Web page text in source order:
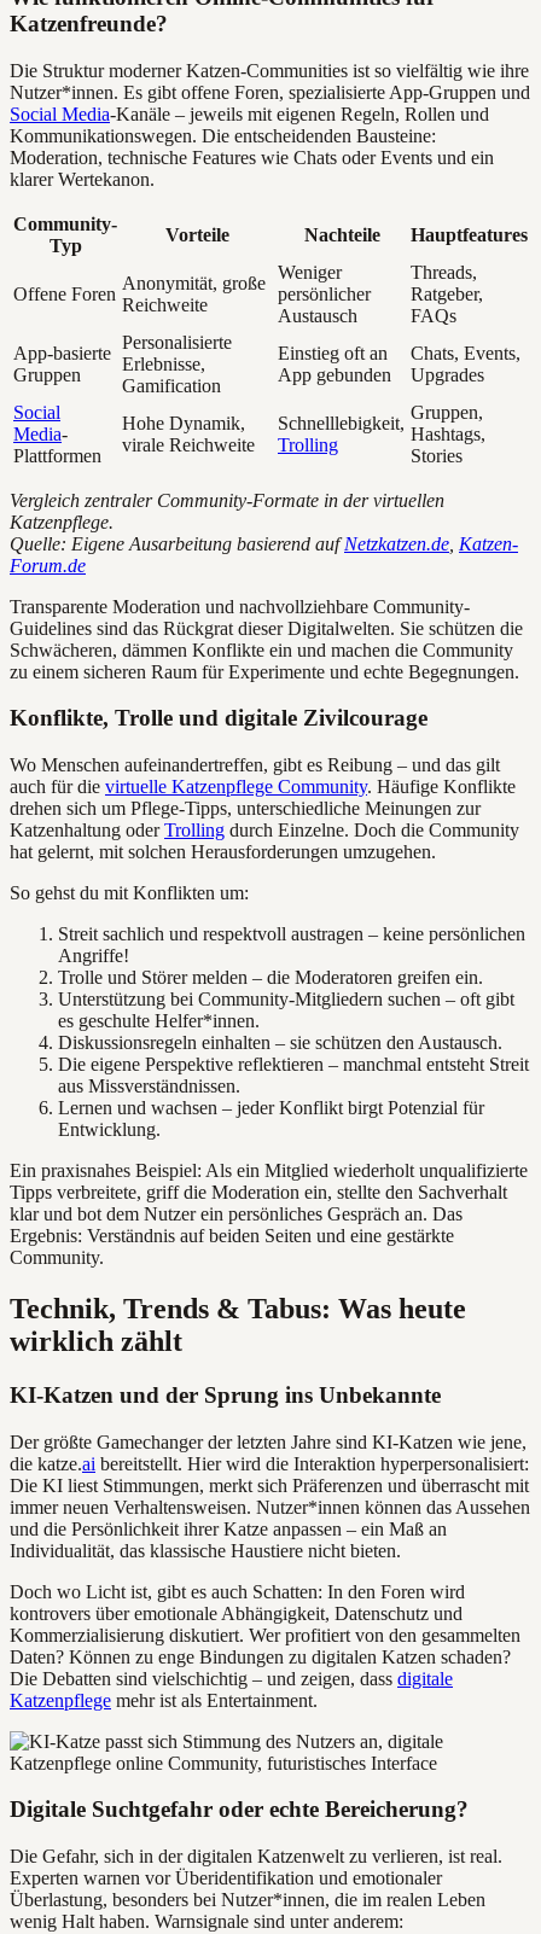
Katzenfreunde?
Die Struktur moderner Katzen-Communities ist so vielfältig wie ihre
Nutzer*innen. Es gibt offene Foren, spezialisierte App-Gruppen und
Social Media-Kanäle – jeweils mit eigenen Regeln, Rollen und
Kommunikationswegen. Die entscheidenden Bausteine:
Moderation, technische Features wie Chats oder Events und ein
klarer Wertekanon.
Community-
Typ
Vorteile Nachteile Hauptfeatures
Offene Foren
Anonymität, große
Reichweite
Weniger
persönlicher
Austausch
Threads,
Ratgeber,
FAQs
App-basierte
Gruppen
Personalisierte
Erlebnisse,
Gamification
Einstieg oft an
App gebunden
Chats, Events,
Upgrades
Social
Media-
Plattformen
Hohe Dynamik,
virale Reichweite
Schnelllebigkeit,
Trolling
Gruppen,
Hashtags,
Stories
Vergleich zentraler Community-Formate in der virtuellen
Katzenpflege.
Quelle: Eigene Ausarbeitung basierend aufNetzkatzen.de Katzen-
Forum.de
Transparente Moderation und nachvollziehbare Community-
Guidelines sind das Rückgrat dieser Digitalwelten. Sie schützen die
Schwächeren, dämmen Konflikte ein und machen die Community
zu einem sicheren Raum für Experimente und echte Begegnungen.
Konflikte, Trolle und digitale Zivilcourage
Wo Menschen aufeinandertreffen, gibt es Reibung – und das gilt
auch für die virtuelle Katzenpflege Community. Häufige Konflikte
drehen sich um Pflege-Tipps, unterschiedliche Meinungen zur
Katzenhaltung oderTrolling durch Einzelne. Doch die Community
hat gelernt, mit solchen Herausforderungen umzugehen.
So gehst du mit Konflikten um:
Streit sachlich und respektvoll austragen – keine persönlichen
Angriffe!
Trolle und Störer melden – die Moderatoren greifen ein.
Unterstützung bei Community-Mitgliedern suchen – oft gibt
es geschulte Helfer*innen.
Diskussionsregeln einhalten – sie schützen den Austausch.
Die eigene Perspektive reflektieren – manchmal entsteht Streit
aus Missverständnissen.
Lernen und wachsen – jeder Konflikt birgt Potenzial für
Entwicklung.
Ein praxisnahes Beispiel: Als ein Mitglied wiederholt unqualifizierte
Tipps verbreitete, griff die Moderation ein, stellte den Sachverhalt
klar und bot dem Nutzer ein persönliches Gespräch an. Das
Ergebnis: Verständnis auf beiden Seiten und eine gestärkte
Community.
Technik, Trends & Tabus: Was heute
wirklich zählt
KI-Katzen und der Sprung ins Unbekannte
Der größte Gamechanger der letzten Jahre sind KI-Katzen wie jene,
die katze.ai bereitstellt. Hier wird die Interaktion hyperpersonalisiert:
Die KI liest Stimmungen, merkt sich Präferenzen und überrascht mit
immer neuen Verhaltensweisen. Nutzer*innen können das Aussehen
und die Persönlichkeit ihrer Katze anpassen – ein Maß an
Individualität, das klassische Haustiere nicht bieten.
Doch wo Licht ist, gibt es auch Schatten: In den Foren wird
kontrovers über emotionale Abhängigkeit, Datenschutz und
Kommerzialisierung diskutiert. Wer profitiert von den gesammelten
Daten? Können zu enge Bindungen zu digitalen Katzen schaden?
Die Debatten sind vielschichtig – und zeigen, dass digitale
Katzenpflege mehr ist als Entertainment.
Digitale Suchtgefahr oder echte Bereicherung?
Die Gefahr, sich in der digitalen Katzenwelt zu verlieren, ist real.
Experten warnen vor Überidentifikation und emotionaler
Überlastung, besonders bei Nutzer*innen, die im realen Leben
wenig Halt haben. Warnsignale sind unter anderem: